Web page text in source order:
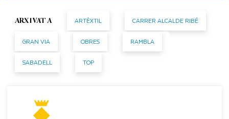
ARXIVAT A ARTÈXTIL CARRER ALCALDE RIBÉ
GRAN VIA OBRES RAMBLA
SABADELL TOP